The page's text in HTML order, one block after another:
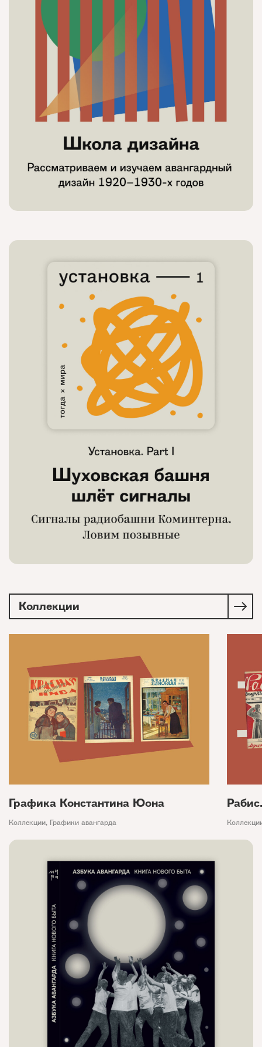
Коллекции
Графика Константина Юона
Коллекции, Графики авангарда